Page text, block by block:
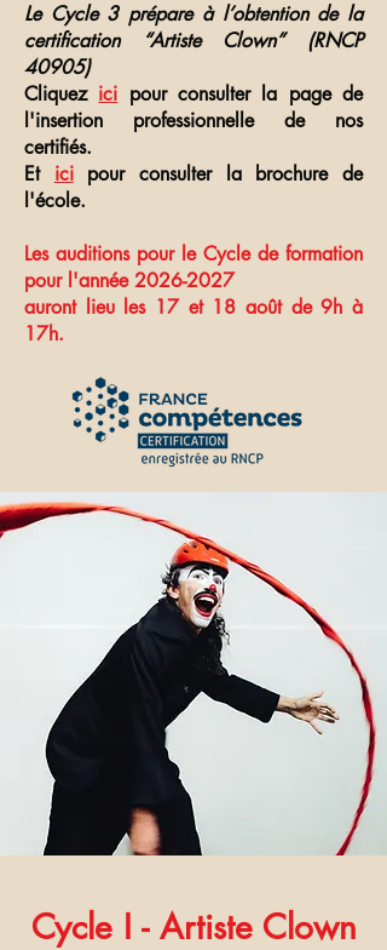
Le Cycle 3 prépare à l’obtention de la
certification “Artiste Clown” (RNCP
40905)
Cliquez ici pour consulter la page de
l'insertion professionnelle de nos
certifiés.
Et icipour consulter la brochure de
l'école.
Les auditions pour le Cycle de formation
pour l'année2026-2027
auront lieu les 17 et 18 août de 9h à
17h.
Cycle I - Artiste Clown